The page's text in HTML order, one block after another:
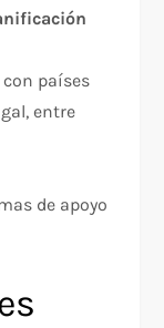
con países
entre
de apoyo